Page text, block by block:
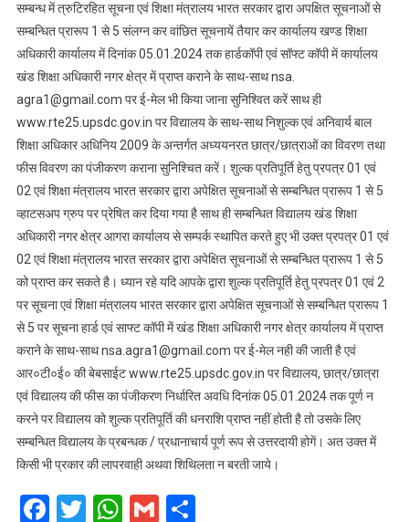
प्रबन्धक
/
प्रधानाचार्य
हेतु
उपलब्ध
कराएं
वांछित
सूचना
सम्बन्ध में त्रुटिरहित सूचना एवं शिक्षा मंत्रालय भारत सरकार द्वारा अपक्षित सूचनाओं से
सम्बन्धित प्रारूप 1 से 5 संलग्न कर वांछित सूचनायें तैयार कर कार्यालय खण्ड शिक्षा
अधिकारी कार्यालय में दिनांक 05.01.2024 तक हार्डकॉपी एवं सॉफ्ट कॉपी में कार्यालय
खंड शिक्षा अधिकारी नगर क्षेत्र में प्राप्त कराने के साथ-साथ nsa.
agra1@gmail.com पर ई-मेल भी किया जाना सुनिश्वित करें साथ ही
www.rte25.upsdc.gov.in पर विद्यालय के साथ-साथ निशुल्क एवं अनिवार्य बाल
शिक्षा अधिकार अधिनिय 2009 के अन्तर्गत अध्ययनरत छात्र/छात्राओं का विवरण तथा
फीस विवरण का पंजीकरण कराना सुनिश्चित करें। शुल्क प्रतिपूर्ति हेतु प्रपत्र 01 एवं
02 एवं शिक्षा मंत्रालय भारत सरकार द्वारा अपेक्षित सूचनाओं से सम्बन्धित प्रारूप 1 से 5
व्हाटसअप ग्रुप पर प्रेषित कर दिया गया है साथ ही सम्बन्धित विद्यालय खंड शिक्षा
अधिकारी नगर क्षेत्र आगरा कार्यालय से सम्पर्क स्थापित करते हुए भी उक्त प्रपत्र 01 एवं
02 एवं शिक्षा मंत्रालय भारत सरकार द्वारा अपेक्षित सूचनाओं से सम्बन्धित प्रारूप 1 से 5
को प्राप्त कर सकते है। ध्यान रहे यदि आपके द्वारा शुल्क प्रतिपूर्ति हेतु प्रपत्र 01 एवं 2
पर सूचना एवं शिक्षा मंत्रालय भारत सरकार द्वारा अपेक्षित सूचनाओं से सम्बन्धित प्रारूप 1
से 5 पर सूचना हार्ड एवं साफ्ट कॉपी में खंड शिक्षा अधिकारी नगर क्षेत्र कार्यालय में प्राप्त
कराने के साथ-साथ nsa.agra1@gmail.com पर ई-मेल नही की जाती है एवं
आर०टी०ई० की बेबसाईट www.rte25.upsdc.gov.in पर विद्यालय, छात्र/छात्रा
एवं विद्यालय की फीस का पंजीकरण निर्धारित अवधि दिनांक 05.01.2024 तक पूर्ण न
करने पर विद्यालय को शुल्क प्रतिपूर्ति की धनराशि प्राप्त नहीं होती है तो उसके लिए
सम्बन्धित विद्यालय के प्रबन्धक / प्रधानाचार्य पूर्ण रूप से उत्तरदायी होगें। अत उक्त में
किसी भी प्रकार की लापरवाही अथवा शिथिलता न बरती जाये।
Facebook
Twitter
WhatsApp
GmailShare